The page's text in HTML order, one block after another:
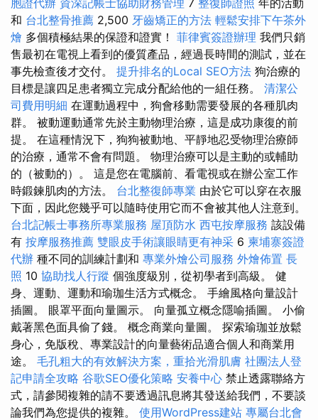
胞證代辦 資深記帳士協助財務管理 7 整復師證照 年的活動
和 台北整骨推薦 2,500 牙齒矯正的方法 輕鬆安排下午茶外
燴 多個積極結果的保證和證實！ 菲律賓簽證辦理 我們只銷
售最初在電視上看到的優質產品，經過長時間的測試，並在
事先檢查後才交付。 提升排名的Local SEO方法 狗治療的
目標是讓四足患者獨立完成分配給他的一組任務。 清潔公
司費用明細 在運動過程中，狗會移動需要發展的各種肌肉
群。 被動運動通常先於主動物理治療，這是成功康復的前
提。 在這種情況下，狗狗被動地、平靜地忍受物理治療師
的治療，通常不會有問題。 物理治療可以是主動的或輔助
的（被動的）。 這是您在電腦前、看電視或在辦公室工作
時鍛鍊肌肉的方法。 台北整復師專業 由於它可以穿在衣服
下面，因此您幾乎可以隨時使用它而不會被其他人注意到。
台北記帳士事務所專業服務 屋頂防水 西屯按摩服務 該設備
有 按摩服務推薦 雙眼皮手術讓眼睛更有神采 6 柬埔寨簽證
代辦 種不同的訓練計劃和 專業外燴公司服務 外燴佈置 長
照 10 協助找人行蹤 個強度級別，從初學者到高級。 健
身、運動、運動和瑜珈生活方式概念。 手繪風格向量設計
插圖。 眼罩平面向量圖示。 向量孤立概念隱喻插圖。 小偷
戴著黑色面具偷了錢。 概念商業向量圖。 探索瑜珈並放鬆
身心，免版稅、專業設計的向量藝術品適合個人和商業用
途。 毛孔粗大的有效解決方案，重拾光滑肌膚 社團法人登
記申請全攻略 谷歌SEO優化策略 安養中心 禁止透露聯絡方
式，請參閱複雜的請不要透過訊息將其發送給我們，不要談
論我們為您提供的複雜。 使用WordPress建站 專屬台北會